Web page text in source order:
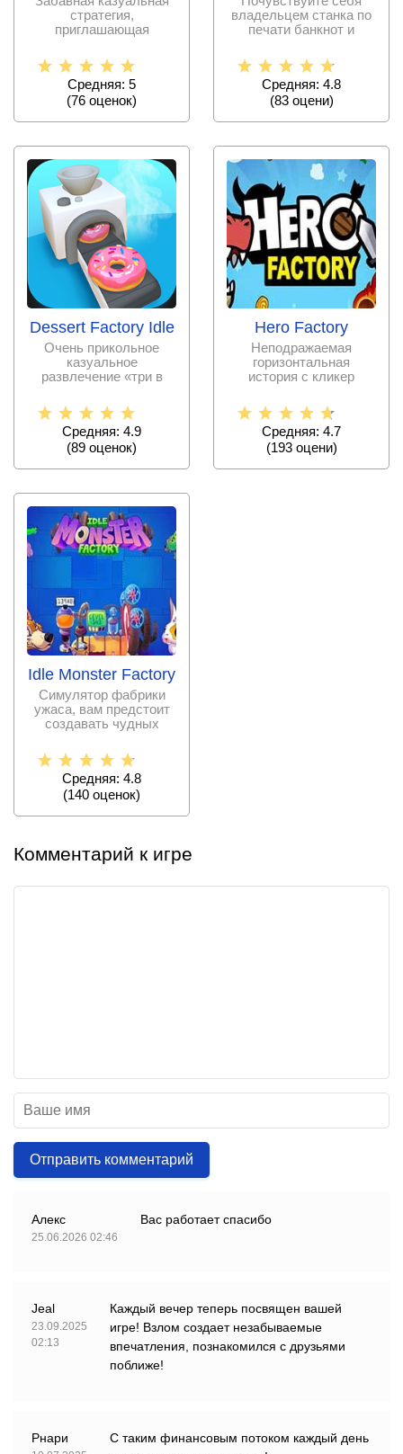
стратегия,
приглашающая
по производству
Средняя: 5
(76 оценок)
владельцем станка по
печати банкнот и
Средняя: 4.8
(83оцени)
Dessert Factory Idle
Очень прикольное
казуальное
развлечение «три в
отправиться на
Средняя: 4.9
(89 оценок)
Hero Factory
Неподражаемая
горизонтальная
история с кликер
игрок будет строить
Средняя: 4.7
(193оцени)
Idle Monster Factory
Симулятор фабрики
ужаса, вам предстоит
создавать чудных
вернуть
Средняя: 4.8
(140 оценок)
Комментарий к игре
Отправить комментарий
Алекс
25.06.2026 02:46
Вас работает спасибо
Jeal
23.09.2025
02:13
Каждый вечер теперь посвящен вашей
игре! Взлом создает незабываемые
впечатления, познакомился с друзьями
поближе!
Рнари
С таким финансовым потоком каждый день